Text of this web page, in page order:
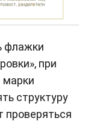
флажки
при
марки
структуру
проверяться